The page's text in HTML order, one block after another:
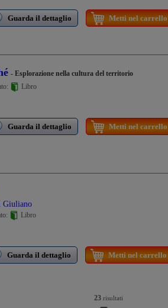
Guarda il dettaglio Metti nel carrello
- Esplorazione nella cultura del territorio
Libro
Guarda il dettaglio Metti nel carrello
Giuliano
Libro
Guarda il dettaglio Metti nel carrello
23risultati